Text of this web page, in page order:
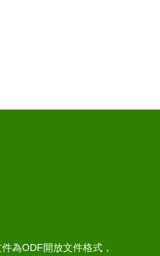
為ODF開放文件格式，